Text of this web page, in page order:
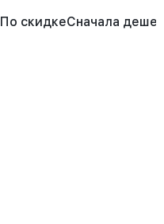
По скидкеСначала